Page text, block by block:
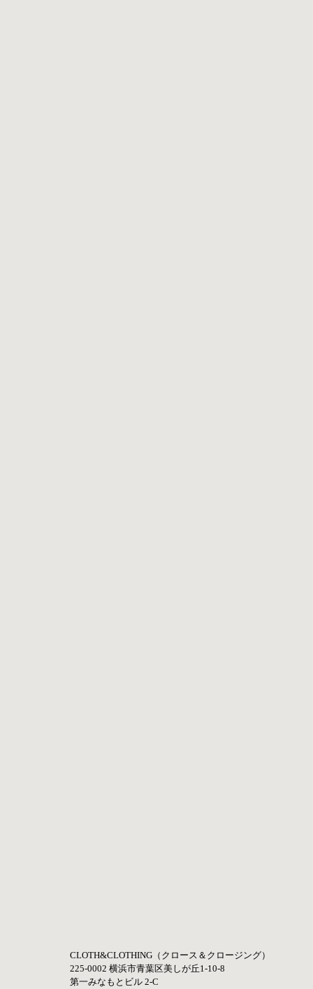
CLOTH&CLOTHING（クロース＆クロージング）
225-0002 横浜市青葉区美しが丘1-10-8
第一みなもとビル 2-C